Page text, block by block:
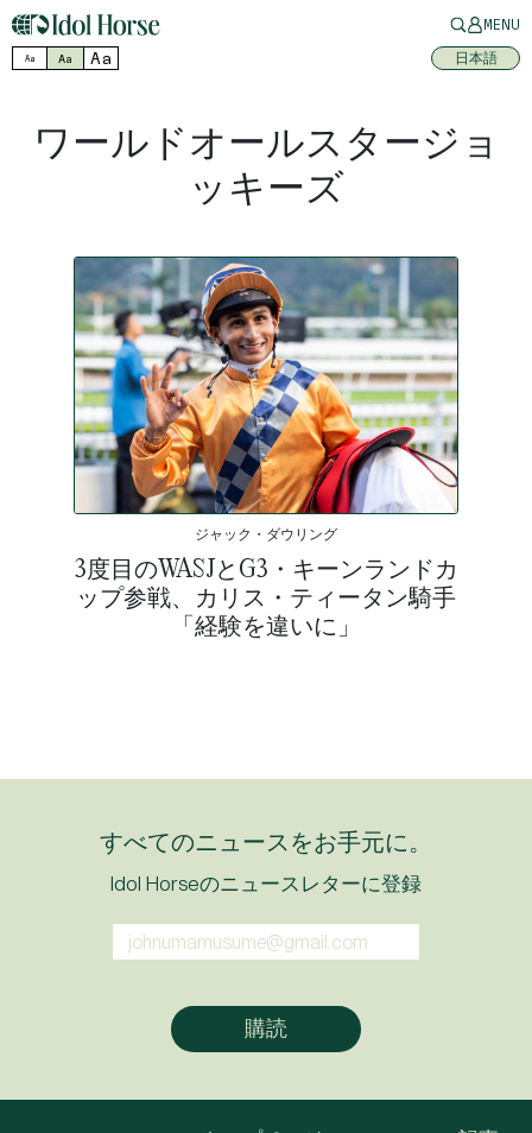
MENU
Aa Aa Aa 日本語
ワールドオールスタージョ
ッキーズ
ジャック・ダウリング
3度目のWASJとG3・キーンランドカ
ップ参戦、カリス・ティータン騎手
「経験を違いに」
すべてのニュースをお手元に。
Idol Horseのニュースレターに登録